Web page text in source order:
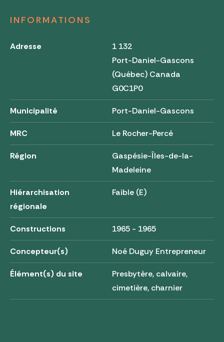
INFORMATIONS
Adresse
1 132
Port-Daniel-Gascons
(Québec) Canada
G0C1P0
Municipalité Port-Daniel-Gascons
MRC Le Rocher-Percé
Région
Gaspésie-Îles-de-la-
Madeleine
Hiérarchisation
régionale
Faible (E)
Constructions 1965 - 1965
Concepteur(s) Noé Duguy Entrepreneur
Élément(s) du site
Presbytère, calvaire,
cimetière, charnier